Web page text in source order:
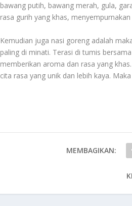
bawang putih, bawang merah, gula,
rasa gurih yang khas,
Kemudian juga nasi goreng adalah
paling di minati. Terasi di tumis
memberikan aroma dan rasa yang
cita rasa yang unik dan lebih kaya.
MEMBAGIKAN: